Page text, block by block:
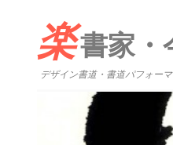
楽書家・
デザイン書道・書道パフォー